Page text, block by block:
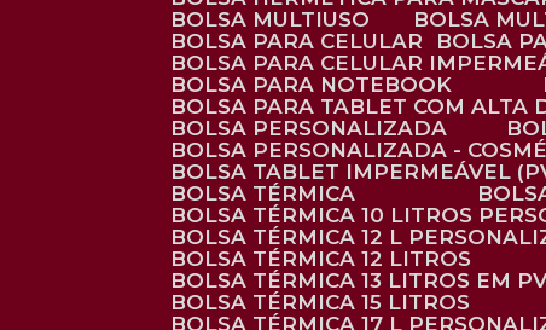
BOLSA MULTIUSO
BOLSA
BOLSA PARA CELULAR
BOLSA
BOLSA PARA CELULAR
BOLSA PARA NOTEBOOK
BOLSA PARA TABLET COM ALTA
BOLSA PERSONALIZADA
BOLSA PERSONALIZADA -
BOLSA TABLET IMPERMEÁVEL
BOLSA TÉRMICA
BOLSA TÉRMICA 10 LITROS
BOLSA TÉRMICA 12 L
BOLSA TÉRMICA 12 LITROS
BOLSA TÉRMICA 13 LITROS EM
BOLSA TÉRMICA 15 LITROS
BOLSA TÉRMICA 17 L